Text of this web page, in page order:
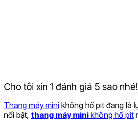
Cho tôi xin 1 đánh giá 5 sao
Thang máy mini không hố pit đang là
nổi bật, thang máy mini không hố pit